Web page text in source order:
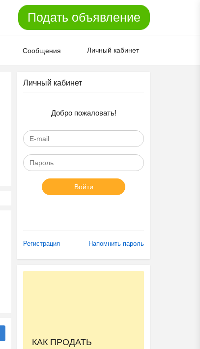
Подать объявление
Сообщения Личный кабинет
Личный кабинет
Добро пожаловать!
Войти
Регистрация Напомнить пароль
КАК ПРОДАТЬ